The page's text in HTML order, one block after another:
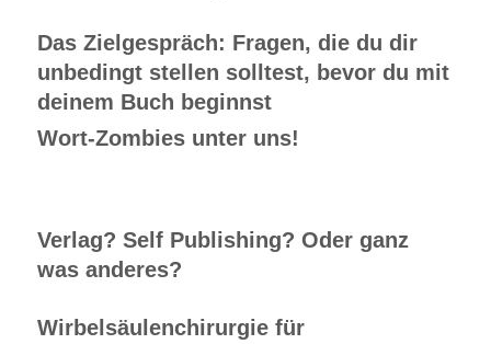
Das Zielgespräch: Fragen, die du dir
unbedingt stellen solltest, bevor du mit
deinem Buch beginnst
Wort-Zombies unter uns!
Verlag? Self Publishing? Oder ganz
was anderes?
Wirbelsäulenchirurgie für